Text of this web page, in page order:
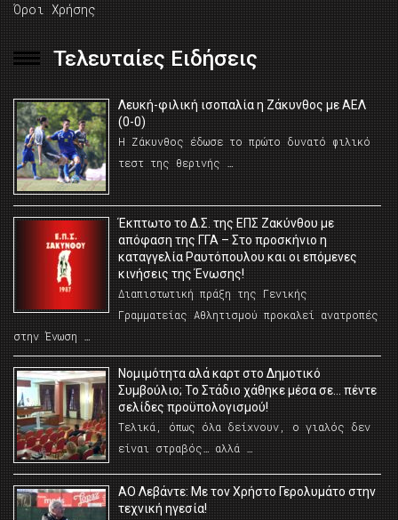
Όροι Χρήσης
Τελευταίες Ειδήσεις
Λευκή-φιλική ισοπαλία η Ζάκυνθος με ΑΕΛ
(0-0)
Η Ζάκυνθος έδωσε το πρώτο δυνατό φιλικό
τεστ της θερινής …
Έκπτωτο το Δ.Σ. της ΕΠΣ Ζακύνθου με
απόφαση της ΓΓΑ – Στο προσκήνιο η
καταγγελία Ραυτόπουλου και οι επόμενες
κινήσεις της Ένωσης!
Διαπιστωτική πράξη της Γενικής
Γραμματείας Αθλητισμού προκαλεί ανατροπές
στην Ένωση …
Νομιμότητα αλά καρτ στο Δημοτικό
Συμβούλιο; Το Στάδιο χάθηκε μέσα σε… πέντε
σελίδες προϋπολογισμού!
Τελικά, όπως όλα δείχνουν, ο γιαλός δεν
είναι στραβός… αλλά …
ΑΟ Λεβάντε: Με τον Χρήστο Γερολυμάτο στην
τεχνική ηγεσία!